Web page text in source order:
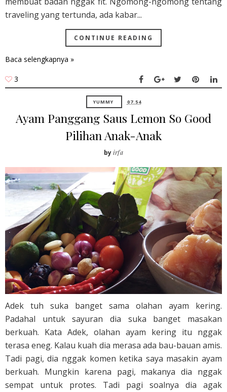
traveling yang tertunda, ada kabar...
CONTINUE READING
Baca selengkapnya »
3
YUMMY 07.54
Ayam Panggang Saus Lemon So Good
Pilihan Anak-Anak
byirfa
Adek tuh suka banget sama olahan ayam kering.
Padahal untuk sayuran dia suka banget masakan
berkuah. Kata Adek, olahan ayam kering itu nggak
terasa eneg. Kalau kuah dia merasa ada bau-bauan amis.
Tadi pagi, dia nggak komen ketika saya masakin ayam
berkuah. Mungkin karena pagi, makanya dia nggak
sempat untuk protes. Tadi pagi soalnya dia agak